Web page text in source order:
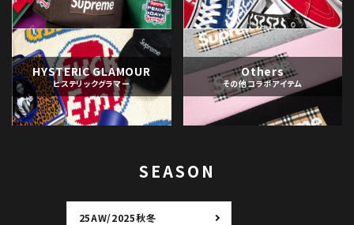
HYSTERIC GLAMOUR
ヒステリックグラマー
Others
その他コラボアイテム
SEASON
25AW/2025秋冬